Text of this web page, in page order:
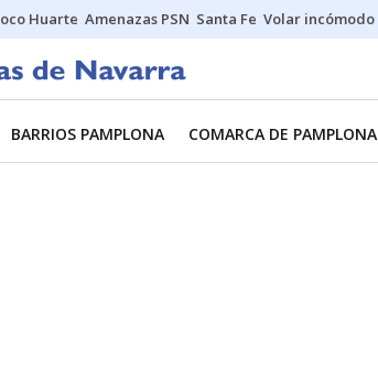
Huarte Amenazas PSN Santa Fe Volar incómodo
BARRIOS PAMPLONA COMARCA DE PAMPLONA